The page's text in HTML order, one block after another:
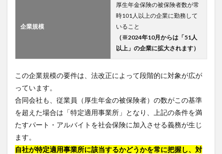
企業規模
厚生年金保険の被保険者数が常
時101人以上の企業に勤務して
いること
（※2024年10月からは「51人
以上」の企業に拡大されます）
この企業規模の要件は、法改正によって段階的に対象が広が
っています。
合同会社も、従業員（厚生年金の被保険者）の数がこの基準
を超えた場合は「特定適用事業所」となり、上記の条件を満
たすパート・アルバイトを社会保険に加入させる義務が生じ
ます。
自社が特定適用事業所に該当するかどうかを常に把握し、対